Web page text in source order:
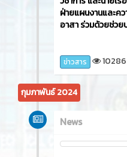
ฝ่ายแผนงานและค
อาสา ร่วมด้วยช่วย
ข่าวสาร 10286
กุมภาพันธ์ 2024
News